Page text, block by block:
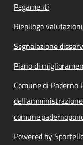
Pagamenti
Riepilogo valutazioni
Segnalazione
Piano di
Comune di
Powered by